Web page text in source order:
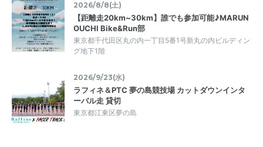
2026/8/8(土)
【距離走20km~30km】誰でも参加可能♪MARUN
OUCHI Bike&Run部
東京都千代田区丸の内一丁目5番1号新丸の内ビルディン
グ地下1階
2026/9/23(水)
ラフィネ＆PTC 夢の島競技場 カットダウンインタ
ーバル走 貸切
東京都江東区夢の島